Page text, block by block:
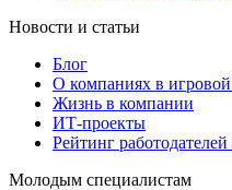
Новости и статьи
Блог
О компаниях в
Жизнь в компании
ИТ-проекты
Рейтинг
Молодым специалистам